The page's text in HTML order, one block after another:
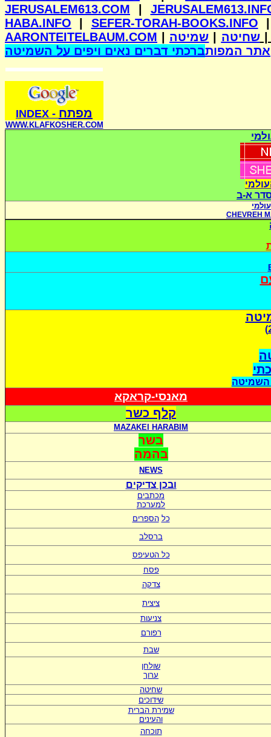
JERUSALEM613.COM
HABA.INFO
SEFER-TORAH-BOOKS.INFO
AARONTEITELBAUM.COM
שמיטה שחיטה
ברכתי דברים נאים ויפים על השמיטהאתר המפות
מפתח -
INDEX
WWW.KLAFKOSHER.COM
סדר א-ב
CHEVREH
השמיטה
מאנסי-קראקא
קלף כשר
MAZAKEI HARABIM
בשר
בהמה
NEWS
ובכן צדיקים
מכתבים
למערכת
כל הספרים
ברסלב
כל הטעיפס
פסח
צדקה
ציצית
צניעות
רפורם
שבת
שולחן
ערוך
שחיטה
שידוכים
שמירת הברית
והעינים
תוכחה